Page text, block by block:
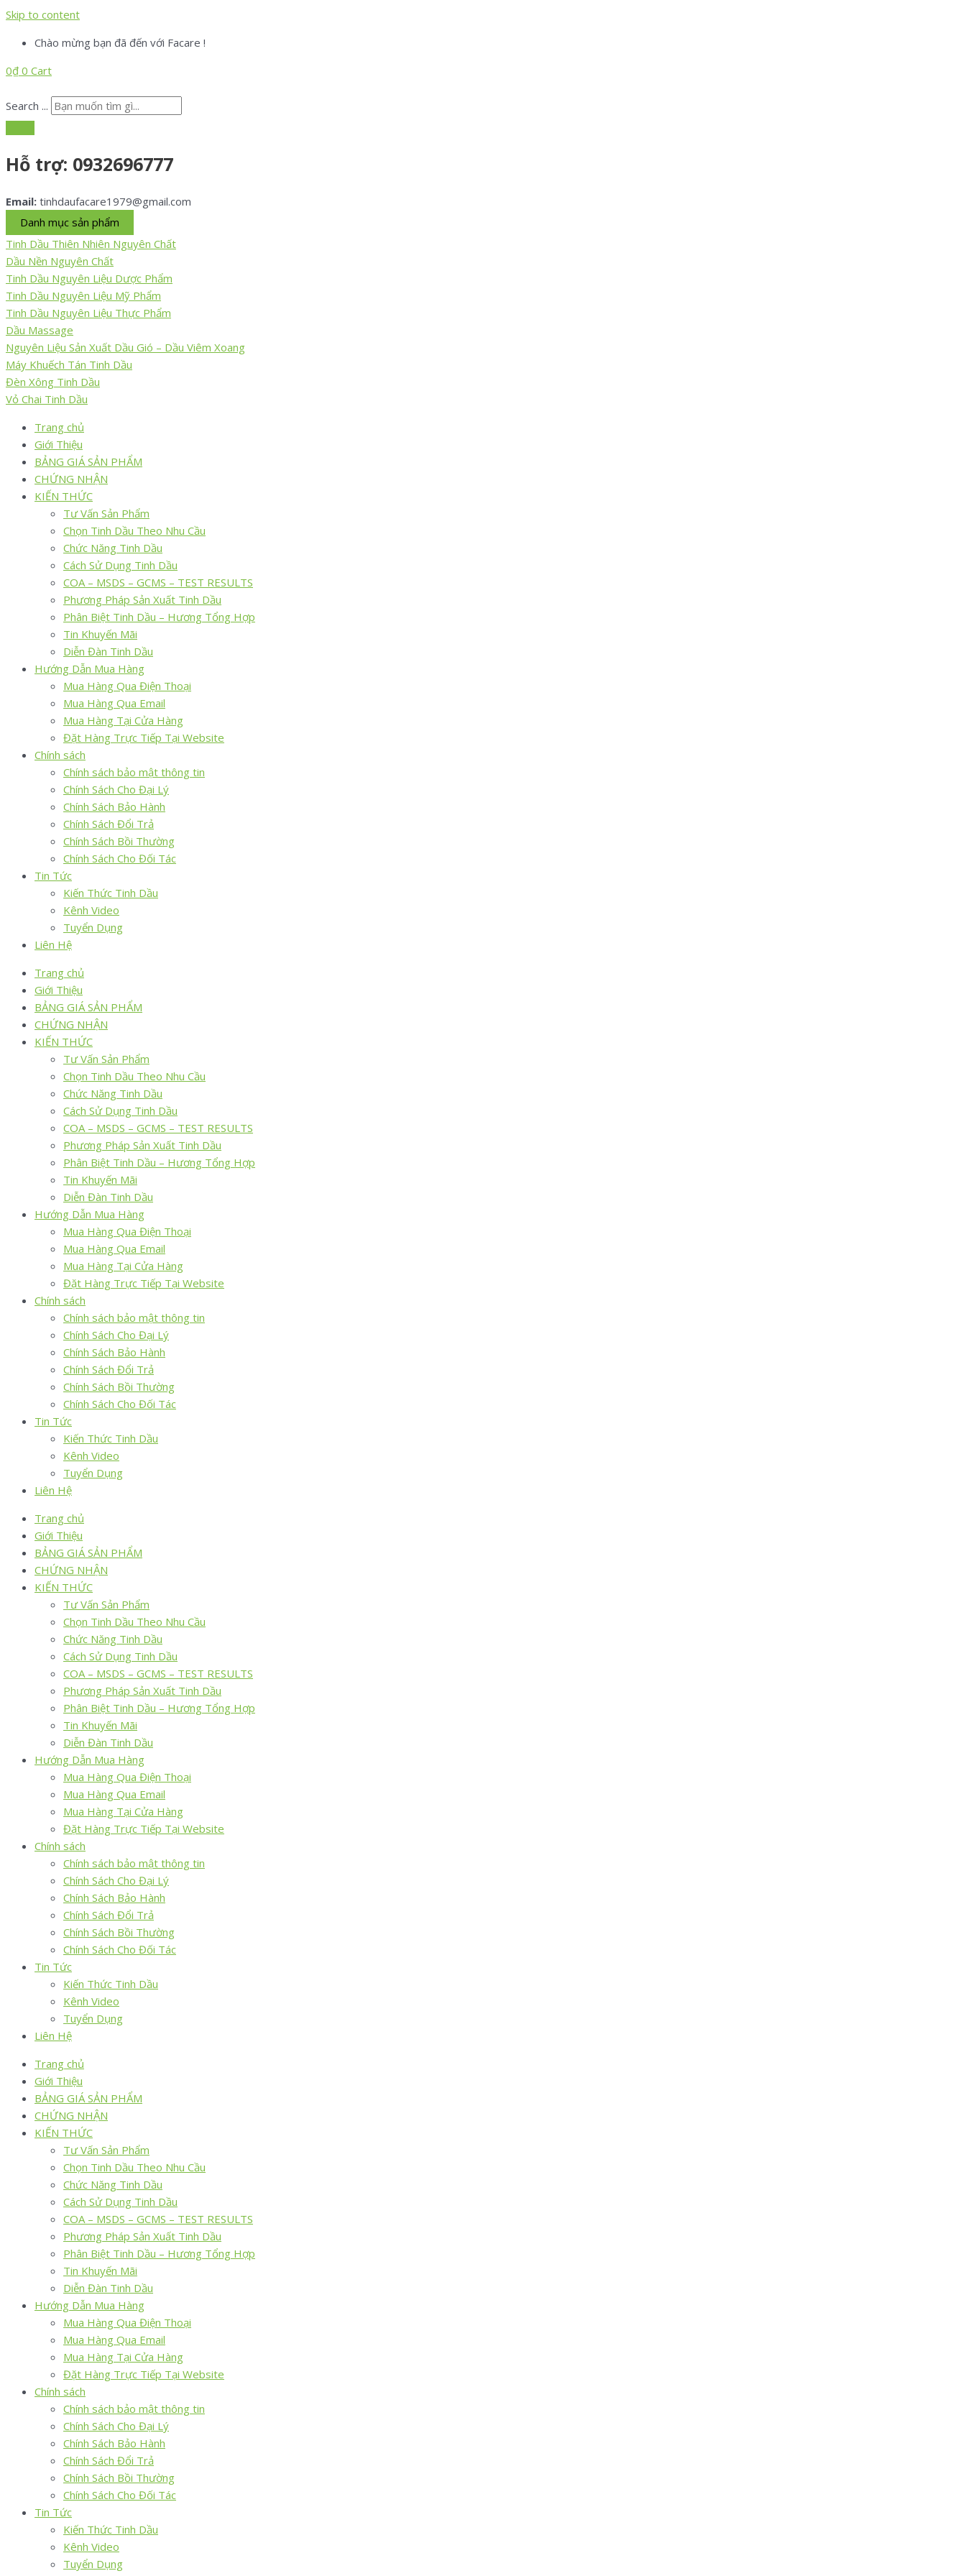
Skip to content
Chào mừng bạn đã đến với Facare !
0₫ 0 Cart
Search ...
Hỗ trợ: 0932696777
Email: tinhdaufacare1979@gmail.com
Danh mục sản phẩm
Tinh Dầu Thiên Nhiên Nguyên Chất
Dầu Nền Nguyên Chất
Tinh Dầu Nguyên Liệu Dược Phẩm
Tinh Dầu Nguyên Liệu Mỹ Phẩm
Tinh Dầu Nguyên Liệu Thực Phẩm
Dầu Massage
Nguyên Liệu Sản Xuất Dầu Gió – Dầu Viêm Xoang
Máy Khuếch Tán Tinh Dầu
Đèn Xông Tinh Dầu
Vỏ Chai Tinh Dầu
Trang chủ
Giới Thiệu
BẢNG GIÁ SẢN PHẨM
CHỨNG NHẬN
KIẾN THỨC
Tư Vấn Sản Phẩm
Chọn Tinh Dầu Theo Nhu Cầu
Chức Năng Tinh Dầu
Cách Sử Dụng Tinh Dầu
COA – MSDS – GCMS – TEST RESULTS
Phương Pháp Sản Xuất Tinh Dầu
Phân Biệt Tinh Dầu – Hương Tổng Hợp
Tin Khuyến Mãi
Diễn Đàn Tinh Dầu
Hướng Dẫn Mua Hàng
Mua Hàng Qua Điện Thoại
Mua Hàng Qua Email
Mua Hàng Tại Cửa Hàng
Đặt Hàng Trực Tiếp Tại Website
Chính sách
Chính sách bảo mật thông tin
Chính Sách Cho Đại Lý
Chính Sách Bảo Hành
Chính Sách Đổi Trả
Chính Sách Bồi Thường
Chính Sách Cho Đối Tác
Tin Tức
Kiến Thức Tinh Dầu
Kênh Video
Tuyển Dụng
Liên Hệ
Trang chủ
Giới Thiệu
BẢNG GIÁ SẢN PHẨM
CHỨNG NHẬN
KIẾN THỨC
Tư Vấn Sản Phẩm
Chọn Tinh Dầu Theo Nhu Cầu
Chức Năng Tinh Dầu
Cách Sử Dụng Tinh Dầu
COA – MSDS – GCMS – TEST RESULTS
Phương Pháp Sản Xuất Tinh Dầu
Phân Biệt Tinh Dầu – Hương Tổng Hợp
Tin Khuyến Mãi
Diễn Đàn Tinh Dầu
Hướng Dẫn Mua Hàng
Mua Hàng Qua Điện Thoại
Mua Hàng Qua Email
Mua Hàng Tại Cửa Hàng
Đặt Hàng Trực Tiếp Tại Website
Chính sách
Chính sách bảo mật thông tin
Chính Sách Cho Đại Lý
Chính Sách Bảo Hành
Chính Sách Đổi Trả
Chính Sách Bồi Thường
Chính Sách Cho Đối Tác
Tin Tức
Kiến Thức Tinh Dầu
Kênh Video
Tuyển Dụng
Liên Hệ
Trang chủ
Giới Thiệu
BẢNG GIÁ SẢN PHẨM
CHỨNG NHẬN
KIẾN THỨC
Tư Vấn Sản Phẩm
Chọn Tinh Dầu Theo Nhu Cầu
Chức Năng Tinh Dầu
Cách Sử Dụng Tinh Dầu
COA – MSDS – GCMS – TEST RESULTS
Phương Pháp Sản Xuất Tinh Dầu
Phân Biệt Tinh Dầu – Hương Tổng Hợp
Tin Khuyến Mãi
Diễn Đàn Tinh Dầu
Hướng Dẫn Mua Hàng
Mua Hàng Qua Điện Thoại
Mua Hàng Qua Email
Mua Hàng Tại Cửa Hàng
Đặt Hàng Trực Tiếp Tại Website
Chính sách
Chính sách bảo mật thông tin
Chính Sách Cho Đại Lý
Chính Sách Bảo Hành
Chính Sách Đổi Trả
Chính Sách Bồi Thường
Chính Sách Cho Đối Tác
Tin Tức
Kiến Thức Tinh Dầu
Kênh Video
Tuyển Dụng
Liên Hệ
Trang chủ
Giới Thiệu
BẢNG GIÁ SẢN PHẨM
CHỨNG NHẬN
KIẾN THỨC
Tư Vấn Sản Phẩm
Chọn Tinh Dầu Theo Nhu Cầu
Chức Năng Tinh Dầu
Cách Sử Dụng Tinh Dầu
COA – MSDS – GCMS – TEST RESULTS
Phương Pháp Sản Xuất Tinh Dầu
Phân Biệt Tinh Dầu – Hương Tổng Hợp
Tin Khuyến Mãi
Diễn Đàn Tinh Dầu
Hướng Dẫn Mua Hàng
Mua Hàng Qua Điện Thoại
Mua Hàng Qua Email
Mua Hàng Tại Cửa Hàng
Đặt Hàng Trực Tiếp Tại Website
Chính sách
Chính sách bảo mật thông tin
Chính Sách Cho Đại Lý
Chính Sách Bảo Hành
Chính Sách Đổi Trả
Chính Sách Bồi Thường
Chính Sách Cho Đối Tác
Tin Tức
Kiến Thức Tinh Dầu
Kênh Video
Tuyển Dụng